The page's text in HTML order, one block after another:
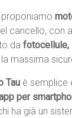
cancello, con
da fotocellule,
massima
Tau è semplice
per
ha già un